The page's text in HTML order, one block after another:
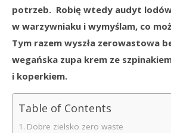
potrzeb. Robię wtedy audyt
w warzywniaku i wymyślam, co
Tym razem wyszła zerowastowa
wegańska zupa krem ze
i koperkiem.
Table of Contents
Dobre zielsko zero waste